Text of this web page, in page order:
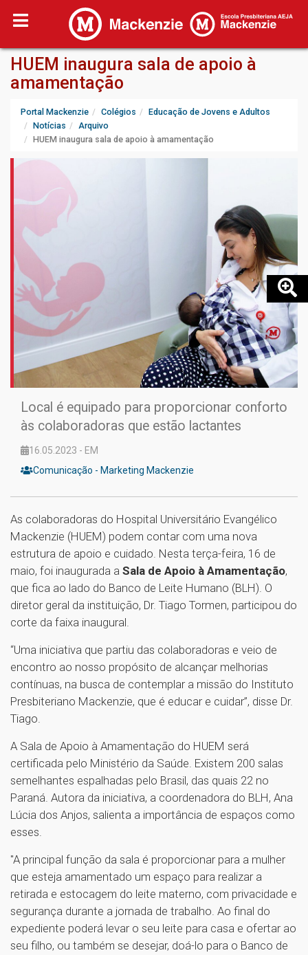
HUEM inaugura sala de apoio à
amamentação
Portal Mackenzie Colégios
Educação de Jovens e Adultos
Notícias
Arquivo
HUEM inaugura sala de apoio à amamentação
Local é equipado para proporcionar conforto
às colaboradoras que estão lactantes
16.05.2023 - EM
Comunicação - Marketing Mackenzie
As colaboradoras do Hospital Universitário Evangélico
Mackenzie (HUEM) podem contar com uma nova
estrutura de apoio e cuidado. Nesta terça-feira, 16 de
maio, foi inaugurada a Sala de Apoio à Amamentação,
que fica ao lado do Banco de Leite Humano (BLH). O
diretor geral da instituição, Dr. Tiago Tormen, participou do
corte da faixa inaugural.
“Uma iniciativa que partiu das colaboradoras e veio de
encontro ao nosso propósito de alcançar melhorias
contínuas, na busca de contemplar a missão do Instituto
Presbiteriano Mackenzie, que é educar e cuidar”, disse Dr.
Tiago.
A Sala de Apoio à Amamentação do HUEM será
certificada pelo Ministério da Saúde. Existem 200 salas
semelhantes espalhadas pelo Brasil, das quais 22 no
Paraná. Autora da iniciativa, a coordenadora do BLH, Ana
Lúcia dos Anjos, salienta a importância de espaços como
esses.
"A principal função da sala é proporcionar para a mulher
que esteja amamentado um espaço para realizar a
retirada e estocagem do leite materno, com privacidade e
segurança durante a jornada de trabalho. Ao final do
expediente poderá levar o seu leite para casa e ofertar ao
seu filho, ou também se desejar, doá-lo para o Banco de